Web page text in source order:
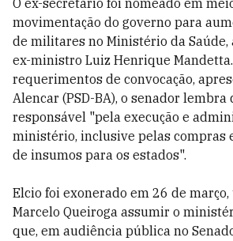
O ex-secretário foi nomeado em
movimentação do governo para
de militares no Ministério da Saúde,
ex-ministro Luiz Henrique Mandetta.
requerimentos de convocação,
Alencar (PSD-BA), o senador lembra
responsável "pela execução e
ministério, inclusive pelas compras
de insumos para os estados".
Elcio foi exonerado em 26 de
Marcelo Queiroga assumir o
que, em audiência pública no